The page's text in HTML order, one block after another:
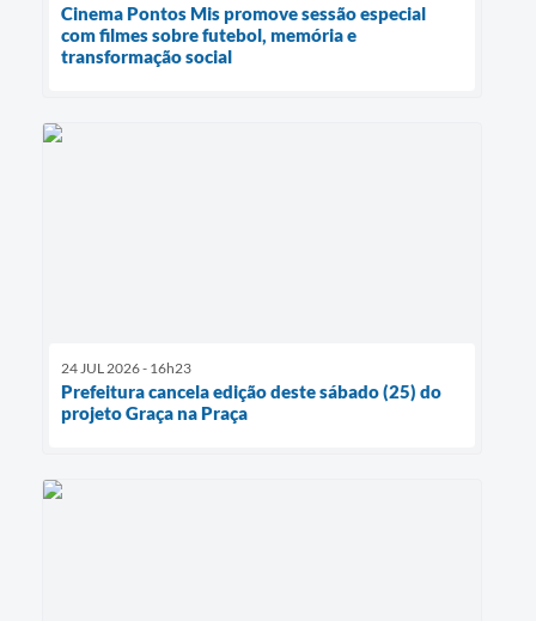
Cinema Pontos Mis promove sessão especial
com filmes sobre futebol, memória e
transformação social
24 JUL 2026 - 16h23
Prefeitura cancela edição deste sábado (25) do
projeto Graça na Praça